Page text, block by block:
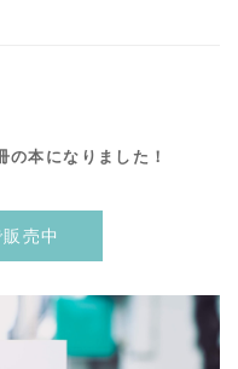
本になりました！
売中